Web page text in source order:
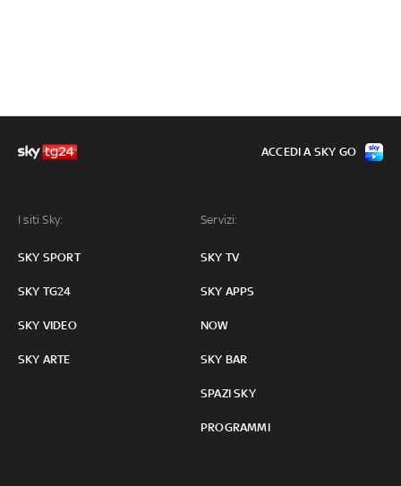
I siti Sky:
SKY SPORT
SKY TG24
SKY VIDEO
SKY ARTE
Servizi:
SKY TV
SKY APPS
NOW
SKY BAR
SPAZI SKY
PROGRAMMI
ACCEDI A SKY GO